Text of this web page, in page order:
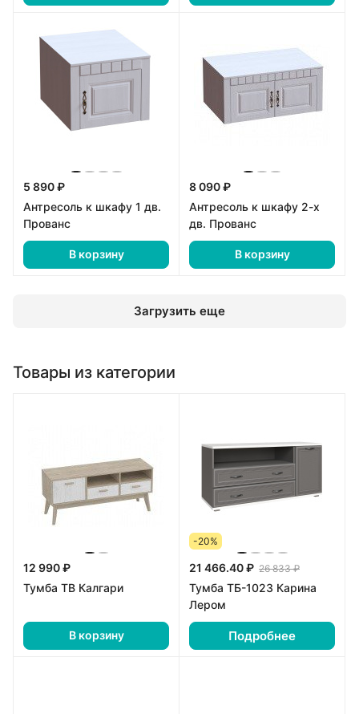
5 890 ₽
Антресоль к шкафу 1 дв.
Прованс
В корзину
8 090 ₽
Антресоль к шкафу 2-х
дв. Прованс
В корзину
Загрузить еще
Товары из категории
12 990 ₽
Тумба ТВ Калгари
В корзину
-20%
21 466.40 ₽ 26 833 ₽
Тумба ТБ-1023 Карина
Лером
Подробнее